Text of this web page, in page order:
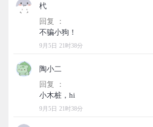
杙
回复 ：
9月5日 21时38分
陶小二
回复 ：
9月5日 21时38分